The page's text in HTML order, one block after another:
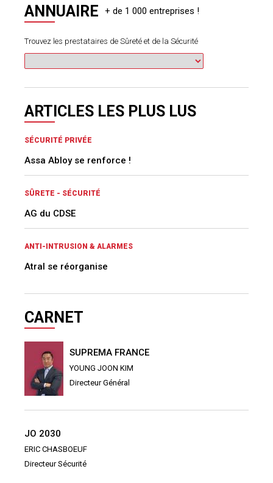
ANNUAIRE
Trouvez les prestataires de Sûreté et de la Sécurité
ARTICLES LES PLUS LUS
SÉCURITÉ PRIVÉE
Assa Abloy se renforce !
SÛRETE - SÉCURITÉ
AG du CDSE
ANTI-INTRUSION & ALARMES
Atral se réorganise
CARNET
SUPREMA FRANCE
YOUNG JOON KIM
Directeur Général
JO 2030
ERIC CHASBOEUF
Directeur Sécurité